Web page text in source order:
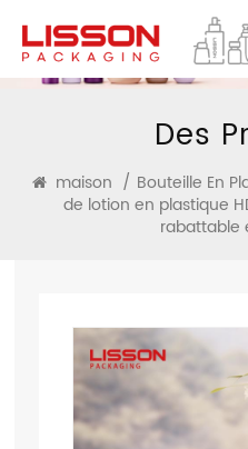
Des
maison / Bouteille En
de lotion en plastique
rabattable